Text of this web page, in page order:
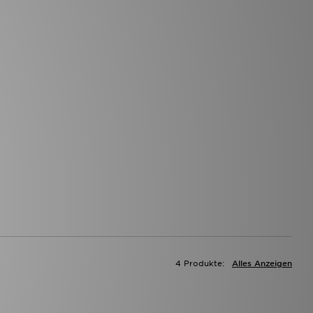
Alles Anzeigen
4 Produkte: